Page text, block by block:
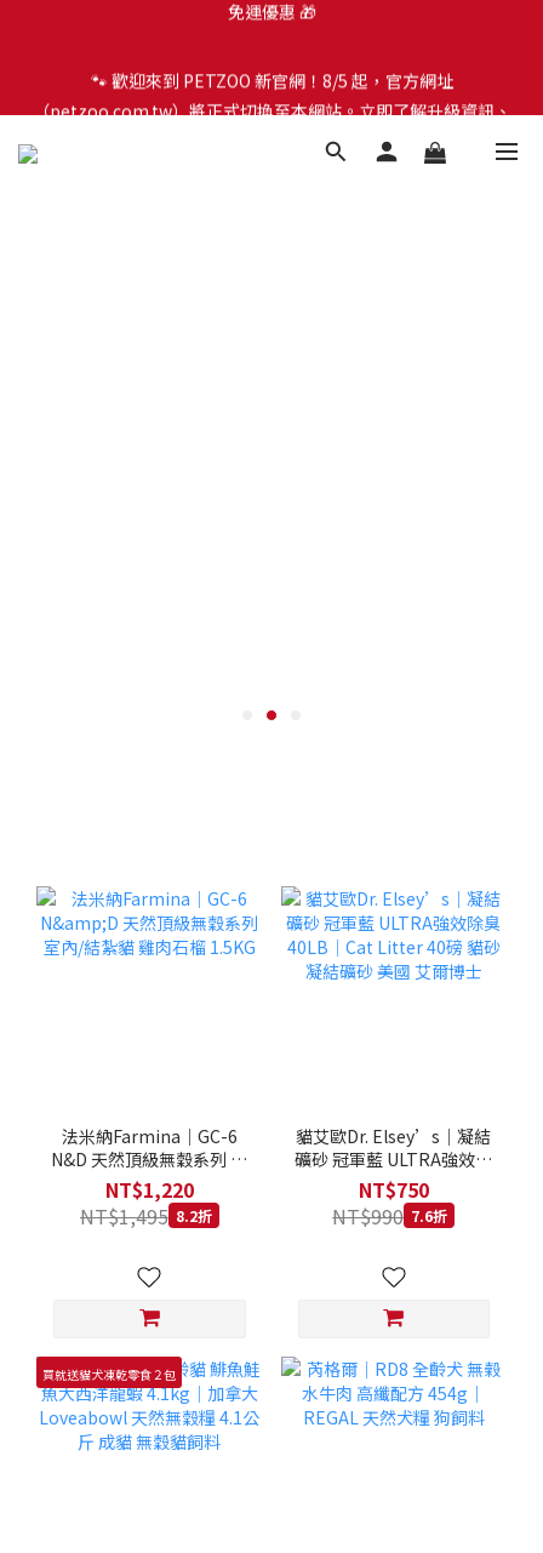
🐾 歡迎來到 PETZOO 新官網！8/5 起，官方網址
會員權益及常見問題 ＞
🐾 歡迎來到 PETZOO 新官網！8/5 起，官方網址
會員權益及常見問題 ＞
✨【新朋友見面禮】現在註冊即領 $100 購物金！全館滿 $1,500 享
法米納Farmina｜GC-6
N&D 天然頂級無穀系列 室
內/結紮貓 雞肉石榴 1.5KG
NT$1,220
NT$1,495 8.2折
貓艾歐Dr. Elsey’s｜凝結
礦砂 冠軍藍 ULTRA強效除
臭 40LB｜Cat Litter 40磅
士
NT$750
NT$990 7.6折
買就送貓犬凍乾零食２包